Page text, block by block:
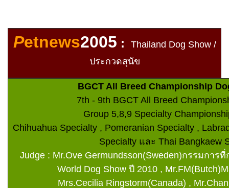
Petnews2005 : Thailand Dog Show /
ประกวดสุนัข
BGCT All Breed Championship
7th - 9th BGCT All Breed
Group 5,8,9 Specialty
Chihuahua Specialty , Pomeranian Specialty ,
Specialty และ Thai Bangkaew
Judge : Mr.Ove Germundsson(Sweden)กรรมการ
World Dog Show ปี 2010 ,
Mrs.Cecilia Ringstorm(Canada) ,